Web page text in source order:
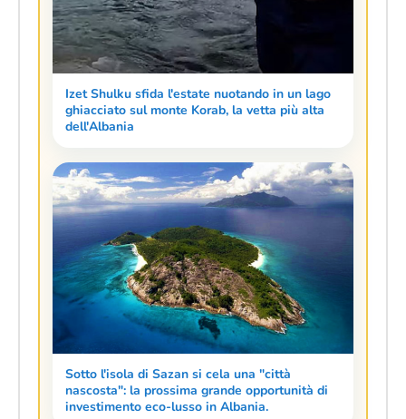
Izet Shulku sfida l'estate nuotando in un lago
ghiacciato sul monte Korab, la vetta più alta
dell'Albania
Sotto l'isola di Sazan si cela una "città
nascosta": la prossima grande opportunità di
investimento eco-lusso in Albania.